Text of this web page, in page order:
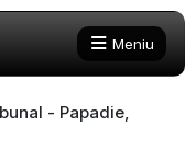
Meniu
- Papadie,